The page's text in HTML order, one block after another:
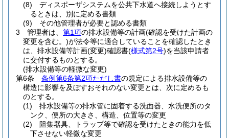
(8)
ディスポーザシステムを公共下水道へ接続しようとす
るときは、別に定める書類
(9)
その他管理者が必要と認める書類
3
管理者は、 第1項の排水設備等の計画(確認を受けた計画の
変更を含む。)が法令等に適合していることを確認したとき
は、排水設備等計画(変更)確認書(様式第2号)を当該申請者
に交付するものとする。
(排水設備等の軽微な変更)
第6条
条例第6条第2項ただし書の規定による排水設備等の
構造に影響を及ぼすおそれのない変更とは、次に定めるも
のとする。
(1)
排水設備等の排水管に固着する洗面器、水洗便所のタ
ンク、便所の大きさ、構造、位置等の変更
(2)
阻集器具、トラップ等で確認を受けたときの能力を低
下させない軽微な変更